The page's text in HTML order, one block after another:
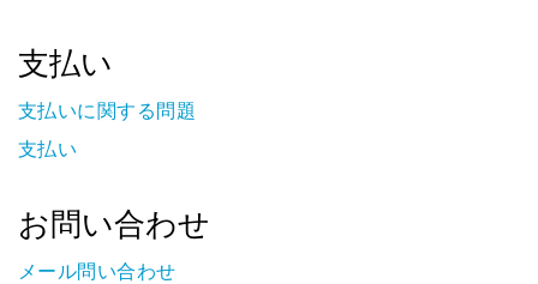
支払い
支払いに関する問題
支払い
お問い合わせ
メール問い合わせ